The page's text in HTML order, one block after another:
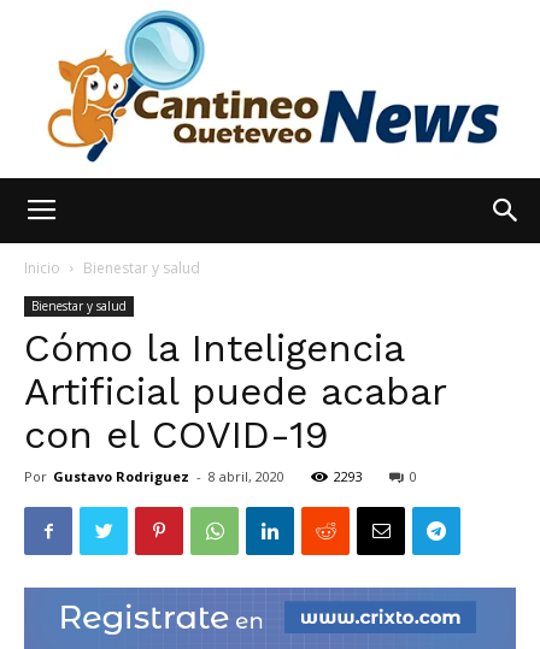
Noticias
|
Inicio Bienestar y salud
Bienestar y salud
Cómo la Inteligencia
Artificial puede acabar
con el COVID-19
Por Gustavo Rodriguez - 8 abril, 2020 2293 0